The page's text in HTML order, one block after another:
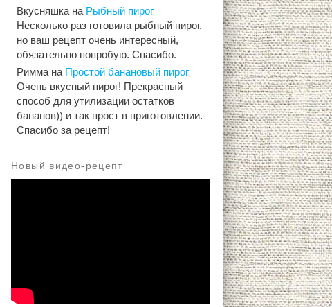
Вкусняшка на Рыбный пирог
Несколько раз готовила рыбный пирог,
но ваш рецепт очень интересный,
обязательно попробую. Спасибо.
Римма на Простой банановый пирог
Очень вкусный пирог! Прекрасный
способ для утилизации остатков
бананов)) и так прост в приготовлении.
Спасибо за рецепт!
Новый видео-рецепт